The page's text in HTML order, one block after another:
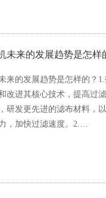
未来的发展趋势是怎样
来的发展趋势是怎样的？
改进其核心技术，提高过
研发更先进的滤布材料，
，加快过滤速度。2.…